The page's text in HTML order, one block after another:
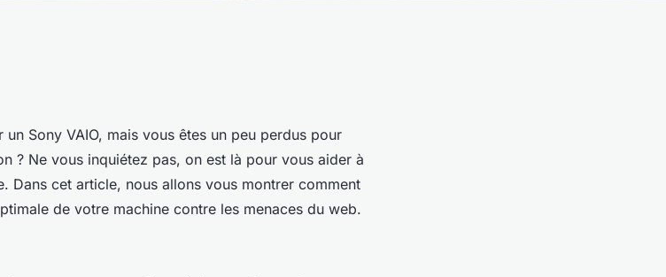
un
VAIO
?
un Sony VAIO, mais vous êtes un peu perdus pour
? Ne vous inquiétez pas, on est là pour vous aider à
Dans cet article, nous allons vous montrer comment
de votre machine contre les menaces du web.